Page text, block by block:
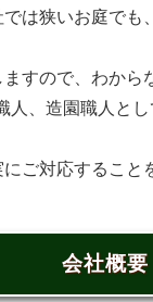
は狭いお庭で
すので、わから
人、造園職人と
ご対応するこ
会社概要